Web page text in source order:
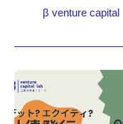
β venture capital